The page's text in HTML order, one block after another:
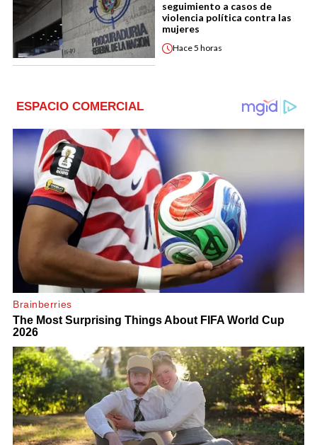
seguimiento a casos de
violencia política contra las
mujeres
Hace5 horas